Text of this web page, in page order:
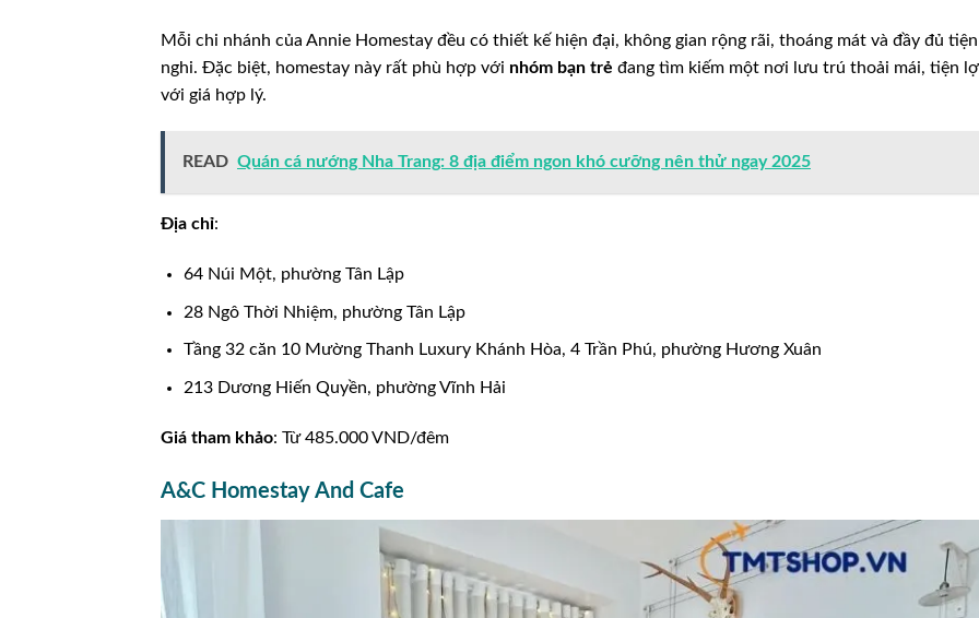
Mỗi chi nhánh của Annie Homestay đều có thiết kế hiện đại, không gian rộng rãi, thoáng mát và đầy đủ tiện
nghi. Đặc biệt, homestay này rất phù hợp với nhóm bạn trẻ đang tìm kiếm một nơi lưu trú thoải mái, tiện
với giá hợp lý.
READ Quán cá nướng Nha Trang: 8 địa điểm ngon khó cưỡng nên thử ngay 2025
Địa chỉ:
64 Núi Một, phường Tân Lập
28 Ngô Thời Nhiệm, phường Tân Lập
Tầng 32 căn 10 Mường Thanh Luxury Khánh Hòa, 4 Trần Phú, phường Hương Xuân
213 Dương Hiến Quyền, phường Vĩnh Hải
Giá tham khảo: Từ 485.000 VND/đêm
A&C Homestay And Cafe